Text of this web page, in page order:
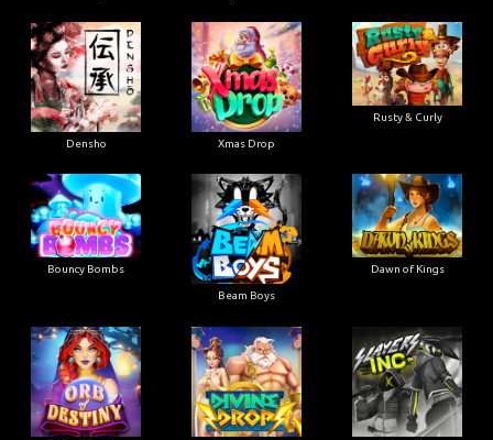
Densho Xmas Drop
Rusty & Curly
Bouncy Bombs
Beam Boys
Dawn of Kings